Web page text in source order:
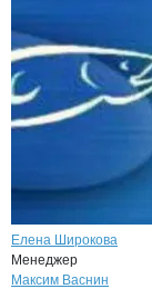
Елена Широкова
Менеджер
Максим Васнин